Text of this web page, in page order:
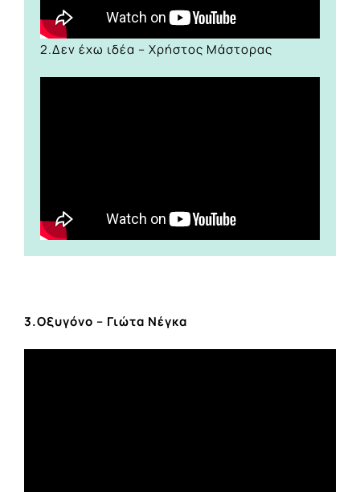
2.Δεν έχω ιδέα – Χρήστος Μάστορας
3.Οξυγόνο – Γιώτα Νέγκα